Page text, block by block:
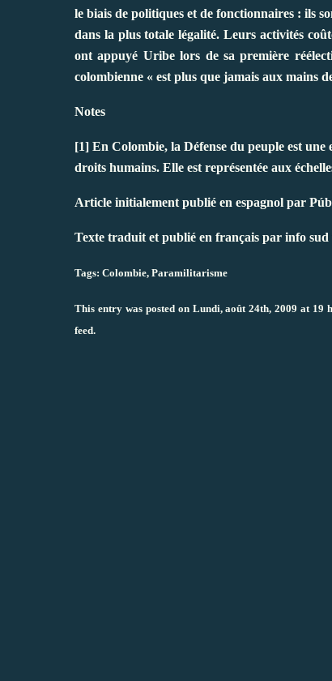
le biais de politiques et de fonctionnaires : ils
dans la plus totale légalité. Leurs activités
ont appuyé Uribe lors de sa première
colombienne « est plus que jamais aux mains
Notes
[1] En Colombie, la Défense du peuple est
droits humains. Elle est représentée aux
Article initialement publié en espagnol par
Texte traduit et publié en français par info sud
Tags: Colombie, Paramilitarisme
This entry was posted on Lundi, août 24th, 2009 at 19
feed.